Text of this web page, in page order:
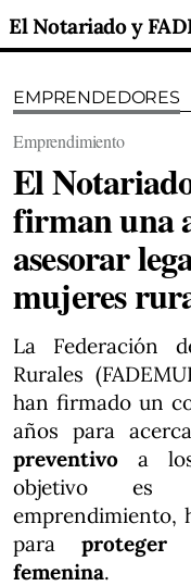
EMPRENDEDORES
Emprendimiento
El
firman una
asesorar
mujeres
La Federación
Rurales
han firmado un
años para
preventivo a
objetivo es
emprendimiento,
para proteger
femenina.